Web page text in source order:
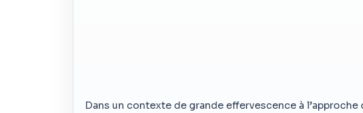
Dans un contexte de grande effervescence à